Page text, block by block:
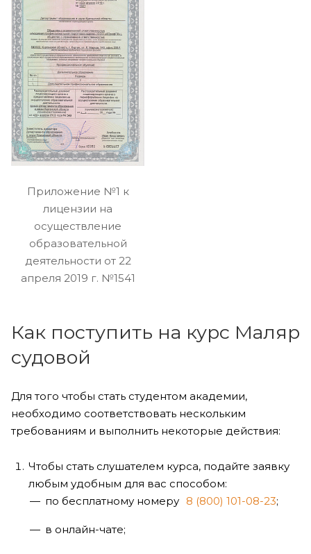
Приложение №1 к
лицензии на
осуществление
образовательной
деятельности от 22
апреля 2019 г. №1541
Как поступить на курс Маляр
судовой
Для того чтобы стать студентом академии,
необходимо соответствовать нескольким
требованиям и выполнить некоторые действия:
Чтобы стать слушателем курса, подайте заявку
любым удобным для вас способом:
по бесплатному номеру 8 (800) 101-08-23;
в онлайн-чате;